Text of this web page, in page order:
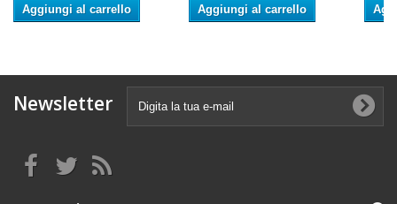
Aggiungi al carrello Aggiungi al carrello
Newsletter